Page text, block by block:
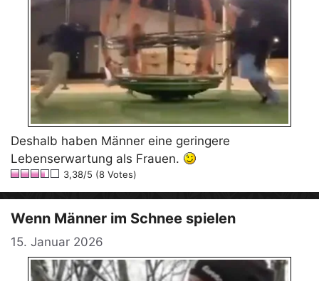
Deshalb haben Männer eine geringere
Lebenserwartung als Frauen.
3,38/5 (8 Votes)
Wenn Männer im Schnee spielen
15. Januar 2026